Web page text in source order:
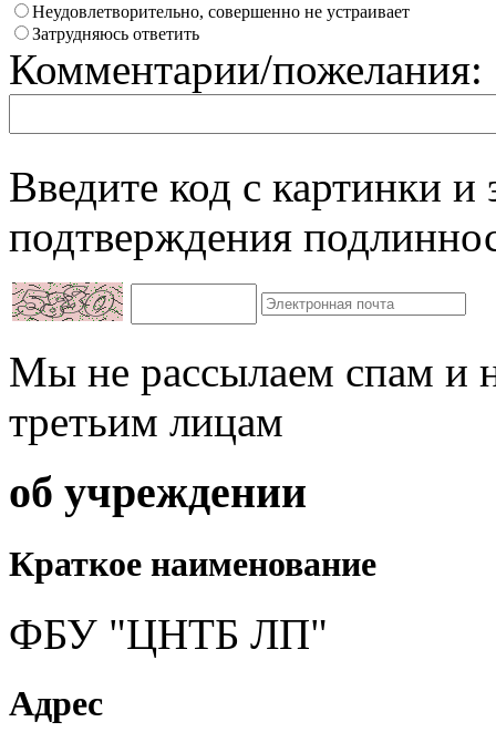
Неудовлетворительно, совершенно не устраивает
Затрудняюсь ответить
Комментарии/пожелания:
Введите код с картинки
подтверждения
Мы не рассылаем спам и
третьим лицам
об учреждении
Краткое наименование
ФБУ "ЦНТБ ЛП"
Адрес